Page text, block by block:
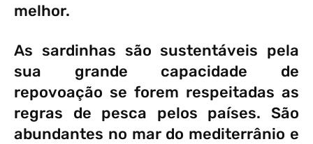
melhor.
As sardinhas são sustentáveis pela
sua grande capacidade de
repovoação se forem respeitadas as
regras de pesca pelos países. São
abundantes no mar do mediterrânio e